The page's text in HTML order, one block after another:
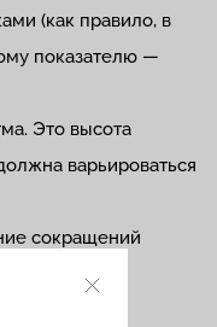
(как правило, в
показателю —
Это высота
варьироваться
сокращений
на 15 ударов
сердечных